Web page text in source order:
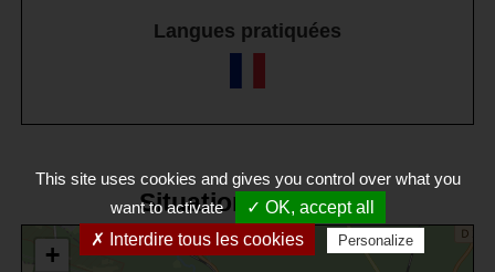
Langues pratiquées
Situation et accès
+
This site uses cookies and gives you control over what you
want to activate
✓ OK, accept all
✗ Interdire tous les cookies
Personalize